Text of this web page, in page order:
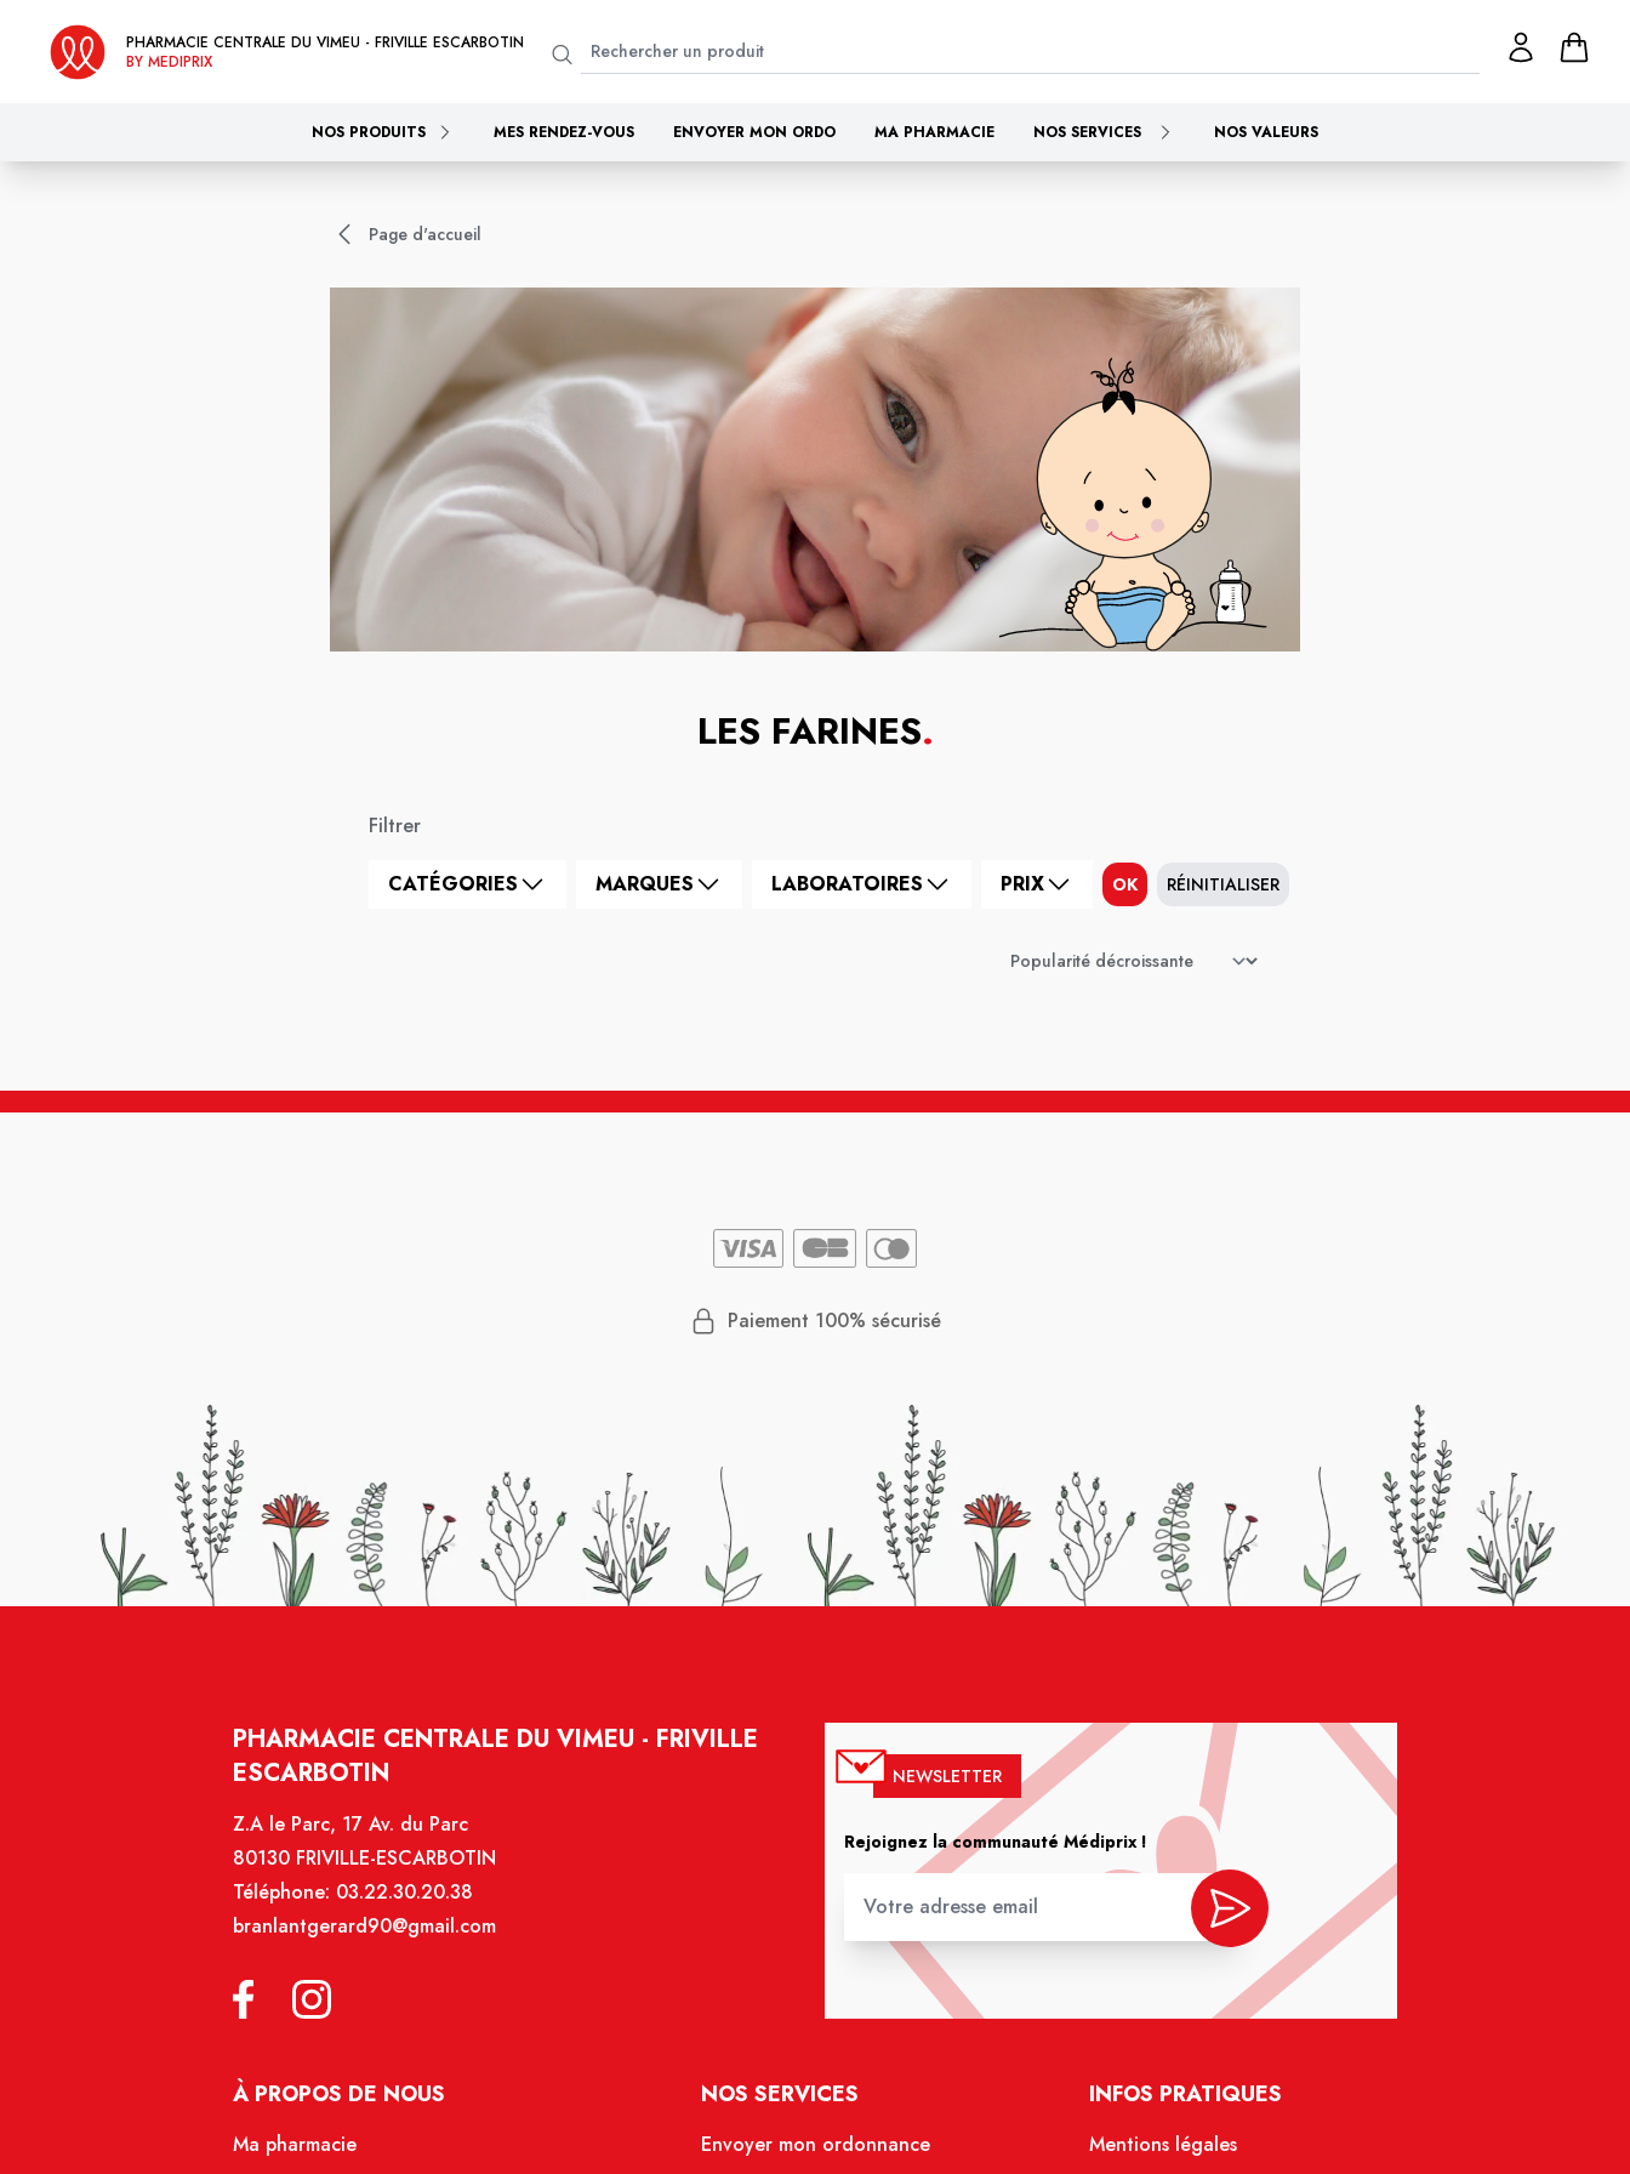
PHARMACIE CENTRALE DU VIMEU - FRIVILLE ESCARBOTIN
BY MEDIPRIX
NOS PRODUITS MES RENDEZ-VOUS ENVOYER MON ORDO MA PHARMACIE NOS SERVICES NOS VALEURS
Page d'accueil
LES FARINES.
Filtrer
CATÉGORIES MARQUES LABORATOIRES PRIX OK RÉINITIALISER
Paiement 100% sécurisé
PHARMACIE CENTRALE DU VIMEU - FRIVILLE
ESCARBOTIN
Z.A le Parc, 17 Av. du Parc
80130 FRIVILLE-ESCARBOTIN
Téléphone: 03.22.30.20.38
branlantgerard90@gmail.com
NEWSLETTER
Rejoignez la communauté Médiprix !
À PROPOS DE NOUS
Ma pharmacie
NOS SERVICES
Envoyer mon ordonnance
INFOS PRATIQUES
Mentions légales